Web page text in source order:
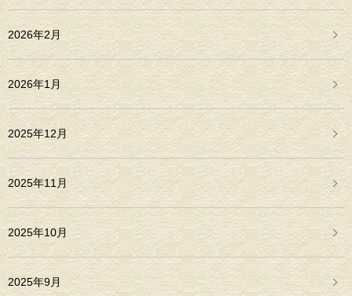
2026年2月
2026年1月
2025年12月
2025年11月
2025年10月
2025年9月